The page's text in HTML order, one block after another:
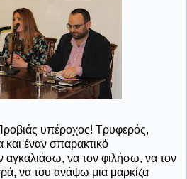
υπέροχος! Τρυφερός,
και έναν σπαρακτικό
να τον φιλήσω, να τον
να του ανάψω μια μαρκίζα